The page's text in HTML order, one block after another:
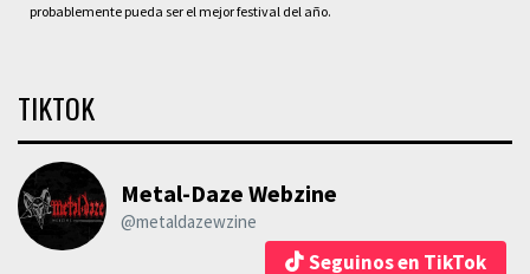
probablemente pueda ser el mejor festival del año.
TIKTOK
Metal-Daze Webzine
@metaldazewzine
Seguinos en TikTok